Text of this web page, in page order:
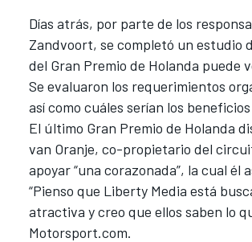
Días atrás, por parte de los
Zandvoort, se completó un estudio
del Gran Premio de Holanda puede
Se evaluaron los requerimientos
así como cuáles serían los
El último Gran Premio de Holanda
van Oranje, co-propietario del
apoyar “una corazonada”, la cual él
“Pienso que Liberty Media está
atractiva y creo que ellos saben lo
Motorsport.com.